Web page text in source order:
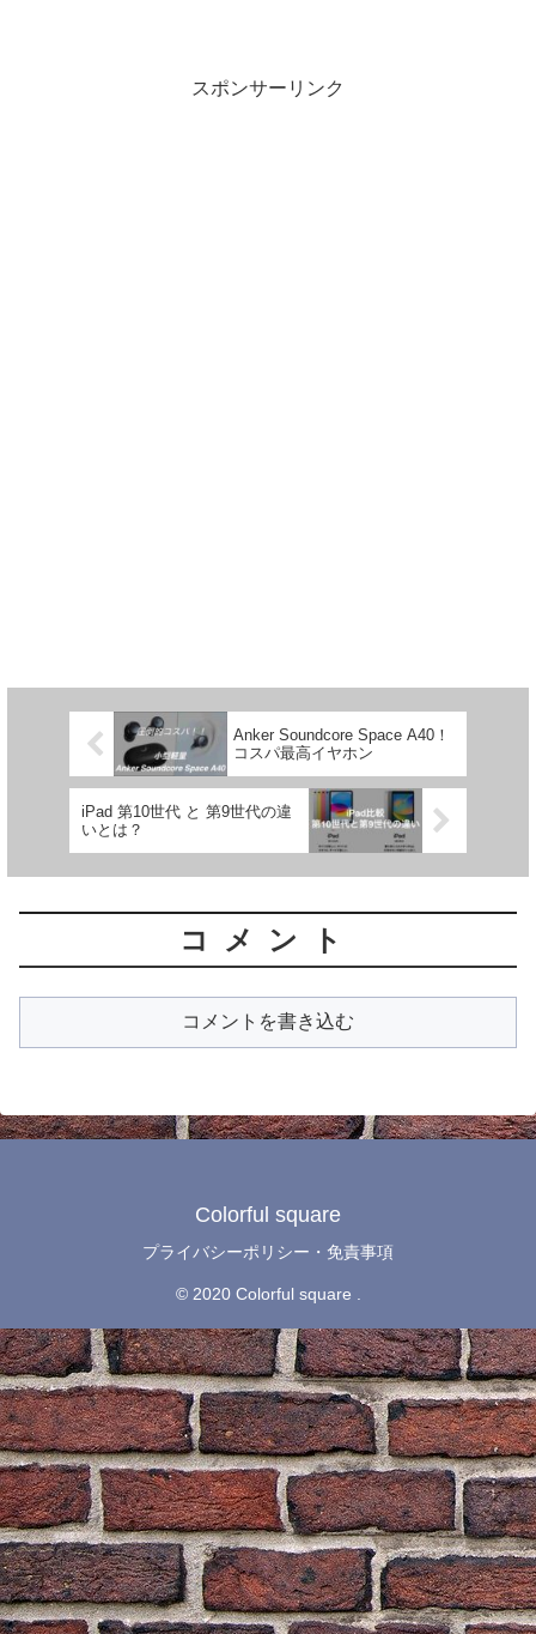
スポンサーリンク
Anker Soundcore Space A40！
コスパ最高イヤホン
iPad 第10世代 と 第9世代の違
いとは？
コメント
コメントを書き込む
Colorful square
プライバシーポリシー・免責事項
© 2020 Colorful square .